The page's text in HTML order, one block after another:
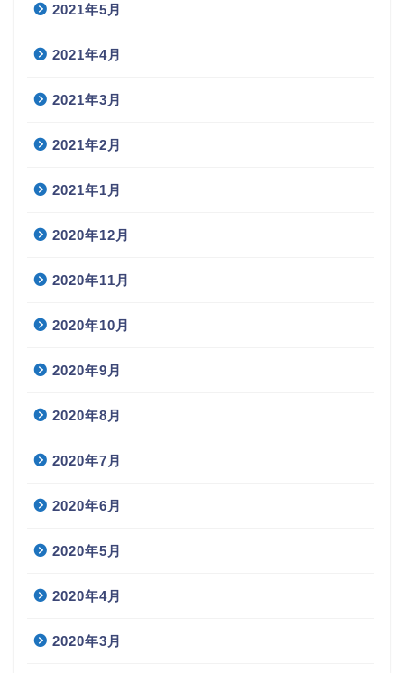
2021年5月
2021年4月
2021年3月
2021年2月
2021年1月
2020年12月
2020年11月
2020年10月
2020年9月
2020年8月
2020年7月
2020年6月
2020年5月
2020年4月
2020年3月